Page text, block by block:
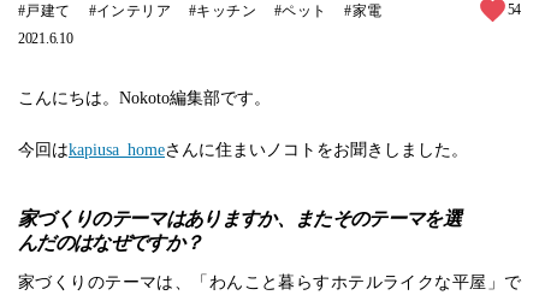
戸建て インテリア キッチン ペット 家電
54
2021.6.10
こんにちは。Nokoto編集部です。
今回はkapiusa_homeさんに住まいノコトをお聞きしました。
家づくりのテーマはありますか、またそのテーマを選
んだのはなぜですか？
家づくりのテーマは、「わんこと暮らすホテルライクな平屋」で